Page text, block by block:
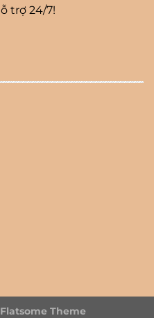
trợ 24/7!
Flatsome Theme